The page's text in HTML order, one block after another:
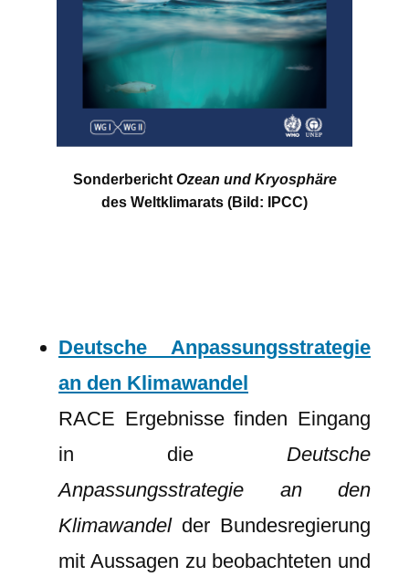
Sonderbericht Ozean und Kryosphäre
des Weltklimarats (Bild: IPCC)
Deutsche Anpassungsstrategie
an den Klimawandel
RACE Ergebnisse finden Eingang
in die Deutsche
Anpassungsstrategie an den
Klimawandelder Bundesregierung
mit Aussagen zu beobachteten und